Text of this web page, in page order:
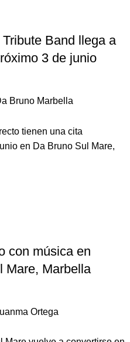
Band llega a
3 de junio
Bruno Marbella
tienen una cita
en Da Bruno Sul Mare,
con música en
Mare, Marbella
Ortega